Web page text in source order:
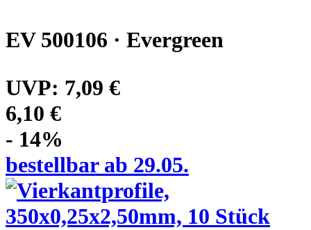
EV 500106 · Evergreen
UVP: 7,09 €
6,10 €
- 14%
bestellbar ab 29.05.